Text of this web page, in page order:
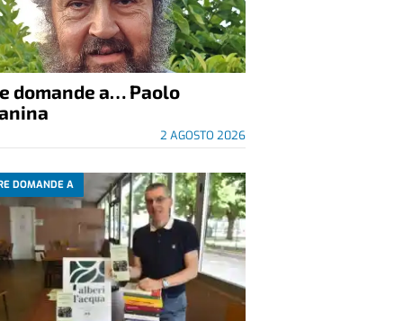
domande a… Paolo
2 AGOSTO 2026
DOMANDE A